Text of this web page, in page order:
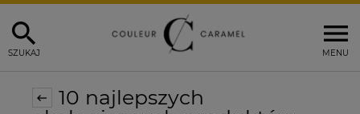
MENU
SZUKAJ
10 najlepszych